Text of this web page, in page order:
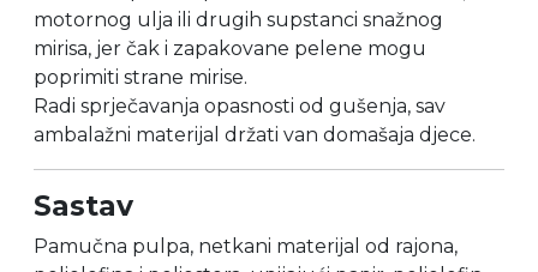
motornog ulja ili drugih supstanci snažnog
mirisa, jer čak i zapakovane pelene mogu
poprimiti strane mirise.
Radi sprječavanja opasnosti od gušenja, sav
ambalažni materijal držati van domašaja djece.
Sastav
Pamučna pulpa, netkani materijal od rajona,